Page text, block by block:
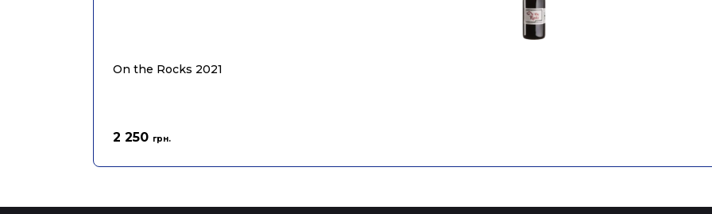
On the Rocks 2021
2 250 грн.